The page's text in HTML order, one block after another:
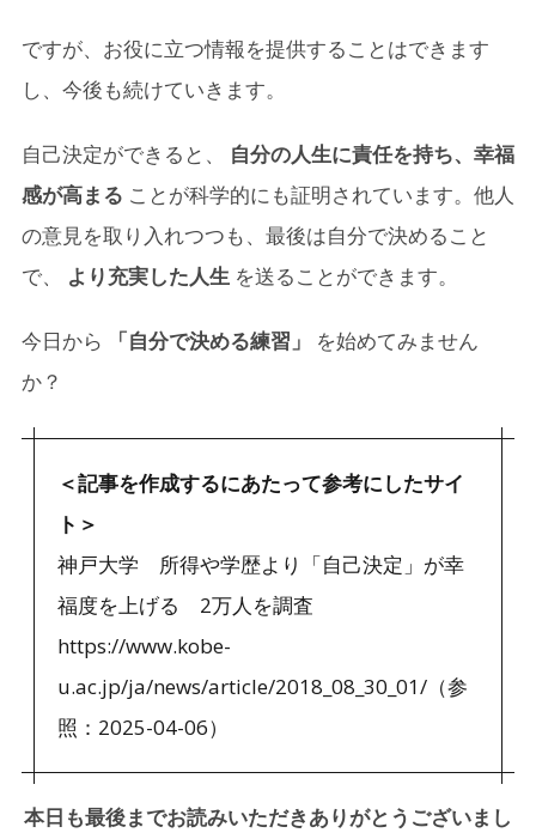
ですが、お役に立つ情報を提供することはできます
し、今後も続けていきます。
自己決定ができると、 自分の人生に責任を持ち、幸福
感が高まる ことが科学的にも証明されています。他人
の意見を取り入れつつも、最後は自分で決めること
で、 より充実した人生を送ることができます。
今日から 「自分で決める練習」
を始めてみません
か？
＜記事を作成するにあたって参考にしたサイ
ト＞
神戸大学 所得や学歴より「自己決定」が幸
福度を上げる 2万人を調査
https://www.kobe-
u.ac.jp/ja/news/article/2018_08_30_01/（参
照：2025-04-06）
本日も最後までお読みいただきありがとうございまし